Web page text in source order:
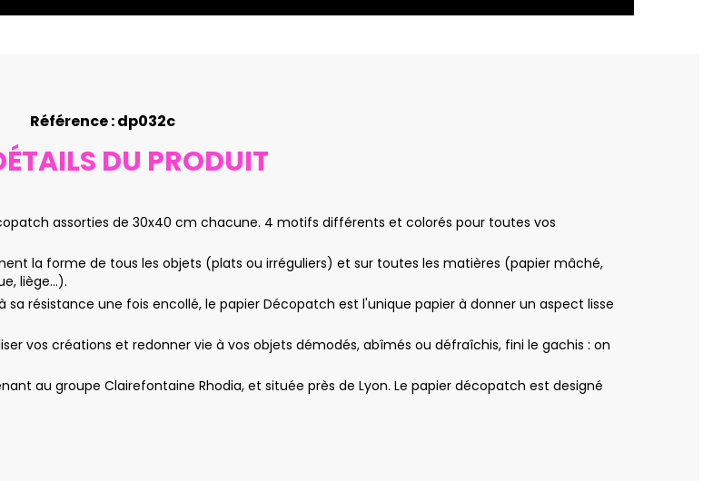
Référence : dp032c
DU PRODUIT
assorties de 30x40 cm chacune. 4 motifs différents et colorés pour toutes vos
la forme de tous les objets (plats ou irréguliers) et sur toutes les matières (papier mâché,
liège…).
à sa résistance une fois encollé, le papier Décopatch est l'unique papier à donner un aspect lisse
vos créations et redonner vie à vos objets démodés, abîmés ou défraîchis, fini le gachis : on
au groupe Clairefontaine Rhodia, et située près de Lyon. Le papier décopatch est designé